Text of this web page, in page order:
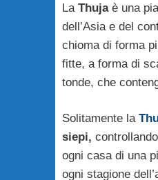
La Thujaè una
dell’Asia e del
chioma di forma
fitte, a forma di
tonde, che
Solitamente la
siepi,
ogni casa di una
ogni stagione